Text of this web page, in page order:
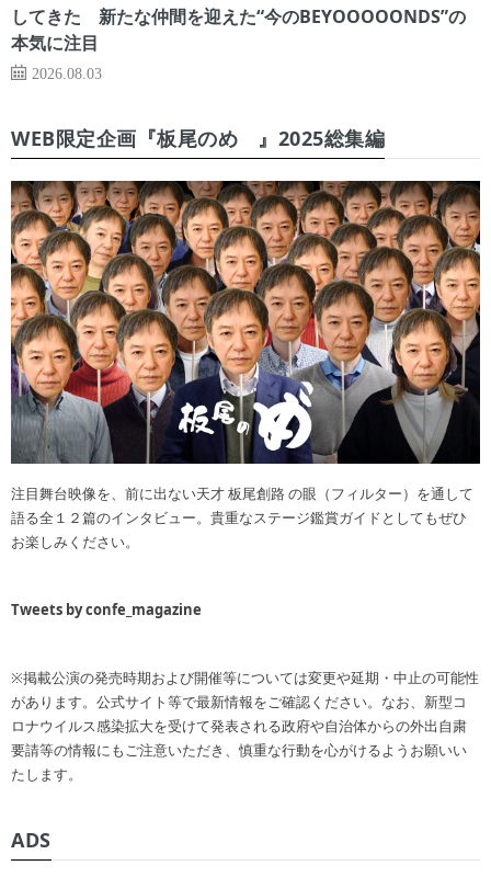
してきた 新たな仲間を迎えた“今のBEYOOOOONDS”の
本気に注目
2026.08.03
WEB限定企画『板尾のめ゙』2025総集編
注目舞台映像を、前に出ない天才 板尾創路 の眼（フィルター）を通して
語る全１２篇のインタビュー。貴重なステージ鑑賞ガイドとしてもぜひ
お楽しみください。
Tweets by confe_magazine
※掲載公演の発売時期および開催等については変更や延期・中止の可能性
があります。公式サイト等で最新情報をご確認ください。なお、新型コ
ロナウイルス感染拡大を受けて発表される政府や自治体からの外出自粛
要請等の情報にもご注意いただき、慎重な行動を心がけるようお願いい
たします。
ADS